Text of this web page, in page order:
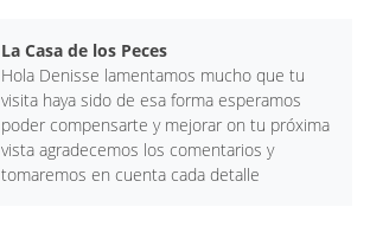
La Casa de los Peces
Hola Denisse lamentamos mucho que tu
visita haya sido de esa forma esperamos
poder compensarte y mejorar on tu próxima
vista agradecemos los comentarios y
tomaremos en cuenta cada detalle